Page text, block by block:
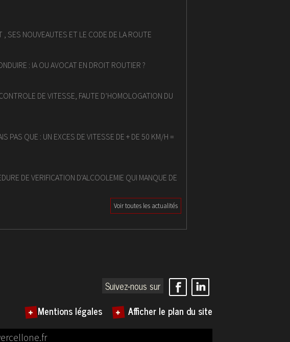
SES NOUVEAUTES ET LE CODE DE LA ROUTE
: IA OU AVOCAT EN DROIT ROUTIER ?
DE VITESSE, FAUTE D’HOMOLOGATION DU
PAS QUE : UN EXCES DE VITESSE DE + DE 50 KM/H =
DE VERIFICATION D'ALCOOLEMIE QUI MANQUE DE
Voir toutes les actualités
Suivez-nous sur
Afficher le plan du site
Mentions légales